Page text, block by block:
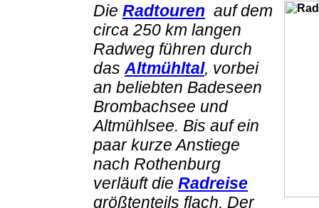
Die Radtouren auf dem
circa 250 km langen
Radweg führen durch
das Altmühltal, vorbei
an beliebten Badeseen
Brombachsee und
Altmühlsee. Bis auf ein
paar kurze Anstiege
nach Rothenburg
verläuft die Radreise
größtenteils flach. Der